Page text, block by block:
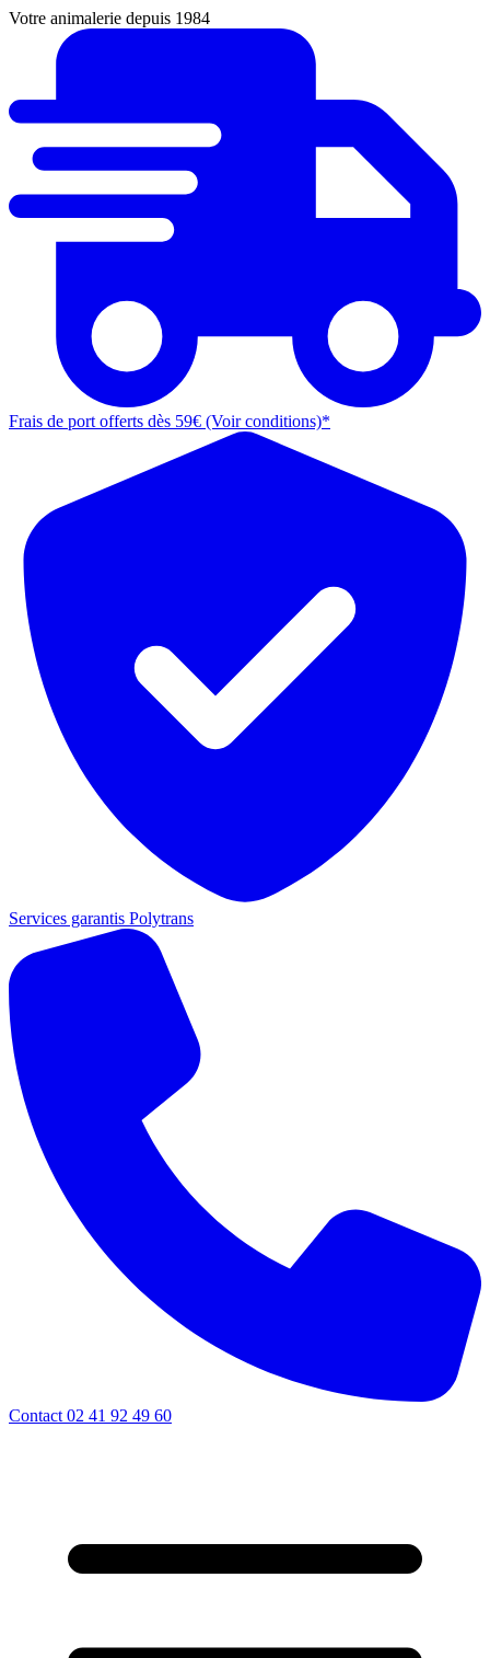
Votre animalerie depuis 1984
Frais de port offerts dès 59€ (Voir conditions)*
Services garantis Polytrans
Contact 02 41 92 49 60